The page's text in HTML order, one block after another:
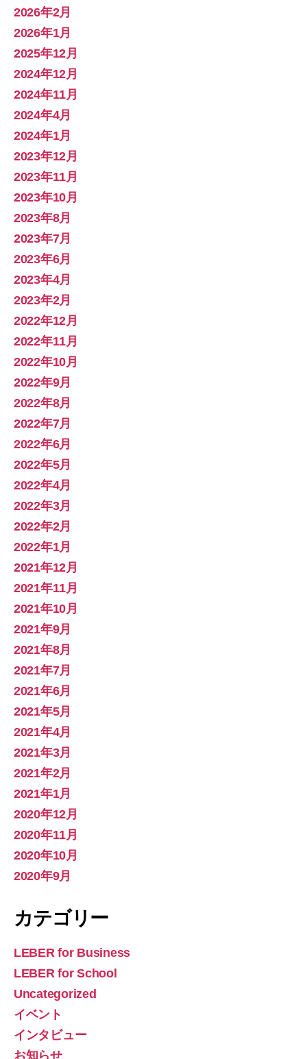
2026年2月
2026年1月
2025年12月
2024年12月
2024年11月
2024年4月
2024年1月
2023年12月
2023年11月
2023年10月
2023年8月
2023年7月
2023年6月
2023年4月
2023年2月
2022年12月
2022年11月
2022年10月
2022年9月
2022年8月
2022年7月
2022年6月
2022年5月
2022年4月
2022年3月
2022年2月
2022年1月
2021年12月
2021年11月
2021年10月
2021年9月
2021年8月
2021年7月
2021年6月
2021年5月
2021年4月
2021年3月
2021年2月
2021年1月
2020年12月
2020年11月
2020年10月
2020年9月
カテゴリー
LEBER for Business
LEBER for School
Uncategorized
イベント
インタビュー
お知らせ